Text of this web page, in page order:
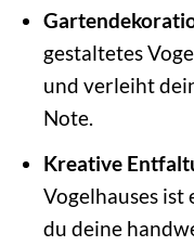
gestaltetes
und verleiht
Note.
Kreative
Vogelhauses ist
du deine